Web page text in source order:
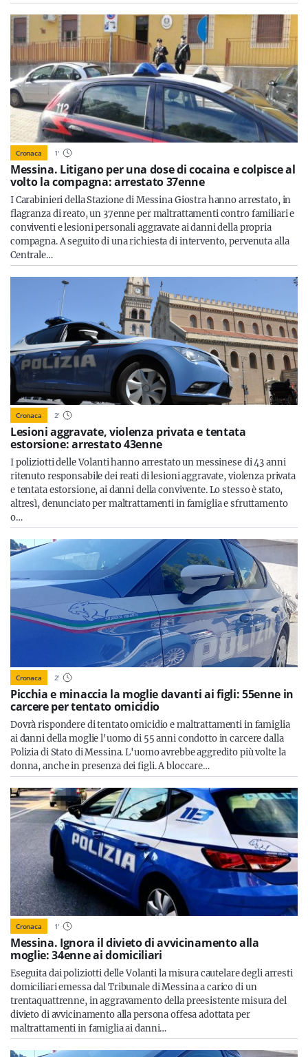
Iscriviti
Cronaca 1'
Messina. Litigano per una dose di cocaina e colpisce al
volto la compagna: arrestato 37enne
I Carabinieri della Stazione di Messina Giostra hanno arrestato, in
flagranza di reato, un 37enne per maltrattamenti contro familiari e
conviventi e lesioni personali aggravate ai danni della propria
compagna. A seguito di una richiesta di intervento, pervenuta alla
Centrale…
Cronaca 2'
Lesioni aggravate, violenza privata e tentata
estorsione: arrestato 43enne
I poliziotti delle Volanti hanno arrestato un messinese di 43 anni
ritenuto responsabile dei reati di lesioni aggravate, violenza privata
e tentata estorsione, ai danni della convivente. Lo stesso è stato,
altresì, denunciato per maltrattamenti in famiglia e sfruttamento
o…
Cronaca 2'
Picchia e minaccia la moglie davanti ai figli: 55enne in
carcere per tentato omicidio
Dovrà rispondere di tentato omicidio e maltrattamenti in famiglia
ai danni della moglie l'uomo di 55 anni condotto in carcere dalla
Polizia di Stato di Messina. L'uomo avrebbe aggredito più volte la
donna, anche in presenza dei figli. A bloccare…
Cronaca 1'
Messina. Ignora il divieto di avvicinamento alla
moglie: 34enne ai domiciliari
Eseguita dai poliziotti delle Volanti la misura cautelare degli arresti
domiciliari emessa dal Tribunale di Messina a carico di un
trentaquattrenne, in aggravamento della preesistente misura del
divieto di avvicinamento alla persona offesa adottata per
maltrattamenti in famiglia ai danni…